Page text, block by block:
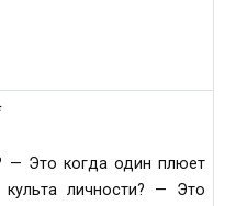
— Это когда один плюет
личности? — Это